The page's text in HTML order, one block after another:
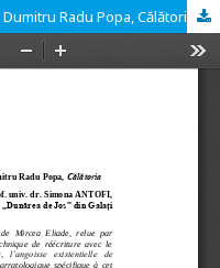
Radu Popa, Călătoria